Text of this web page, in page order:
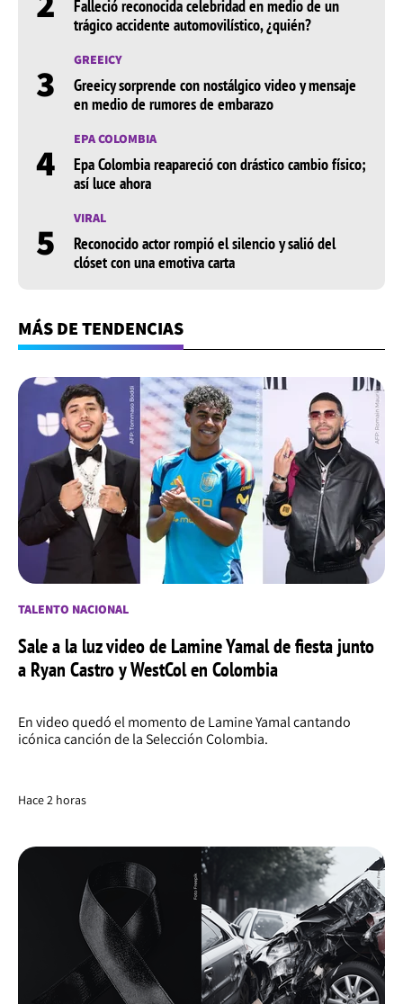
Falleció reconocida celebridad en medio de un
trágico accidente automovilístico, ¿quién?
3 GREEICY
Greeicy sorprende con nostálgico video y mensaje
en medio de rumores de embarazo
4 EPA COLOMBIA
Epa Colombia reapareció con drástico cambio físico;
así luce ahora
5 VIRAL
Reconocido actor rompió el silencio y salió del
clóset con una emotiva carta
MÁS DE TENDENCIAS
TALENTO NACIONAL
Sale a la luz video de Lamine Yamal de fiesta junto
a Ryan Castro y WestCol en Colombia
En video quedó el momento de Lamine Yamal cantando
icónica canción de la Selección Colombia.
Hace 2 horas